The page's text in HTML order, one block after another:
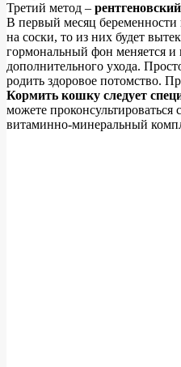
Третий метод –
В первый месяц беременности
на соски, то из них будет
гормональный фон меняется и
дополнительного ухода.
родить здоровое потомство.
Кормить кошку следует
можете
витаминно-минеральный